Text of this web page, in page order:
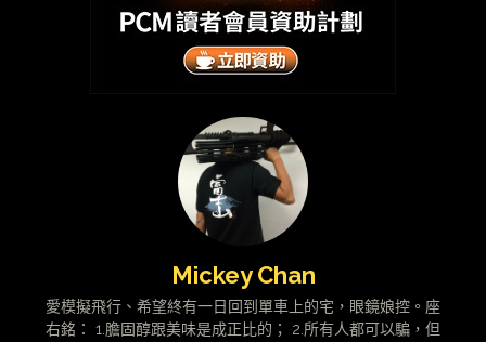
Mickey Chan
愛模擬飛行、希望終有一日回到單車上的宅，眼鏡娘控。座
右銘： 1.膽固醇跟美味是成正比的； 2.所有人都可以騙，但